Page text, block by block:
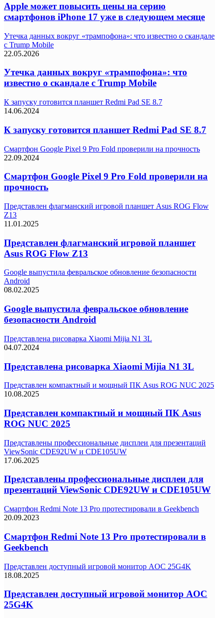
Apple может повысить цены на серию
смартфонов iPhone 17 уже в следующем месяце
Утечка данных вокруг «трампофона»: что известно о скандале
с Trump Mobile
22.05.2026
Утечка данных вокруг «трампофона»: что
известно о скандале с Trump Mobile
К запуску готовится планшет Redmi Pad SE 8.7
14.06.2024
К запуску готовится планшет Redmi Pad SE 8.7
Смартфон Google Pixel 9 Pro Fold проверили на прочность
22.09.2024
Смартфон Google Pixel 9 Pro Fold проверили на
прочность
Представлен флагманский игровой планшет Asus ROG Flow
Z13
11.01.2025
Представлен флагманский игровой планшет
Asus ROG Flow Z13
Google выпустила февральское обновление безопасности
Android
08.02.2025
Google выпустила февральское обновление
безопасности Android
Представлена рисоварка Xiaomi Mijia N1 3L
04.07.2024
Представлена рисоварка Xiaomi Mijia N1 3L
Представлен компактный и мощный ПК Asus ROG NUC 2025
10.08.2025
Представлен компактный и мощный ПК Asus
ROG NUC 2025
Представлены профессиональные дисплеи для презентаций
ViewSonic CDE92UW и CDE105UW
17.06.2025
Представлены профессиональные дисплеи для
презентаций ViewSonic CDE92UW и CDE105UW
Смартфон Redmi Note 13 Pro протестировали в Geekbench
20.09.2023
Смартфон Redmi Note 13 Pro протестировали в
Geekbench
Представлен доступный игровой монитор AOC 25G4K
18.08.2025
Представлен доступный игровой монитор AOC
25G4K